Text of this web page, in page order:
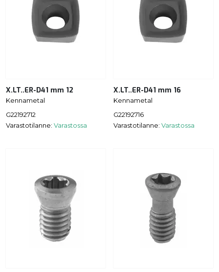
X.LT..ER-D41 mm 12
Kennametal
G22192712
Varastotilanne: Varastossa
X.LT..ER-D41 mm 16
Kennametal
G22192716
Varastotilanne: Varastossa